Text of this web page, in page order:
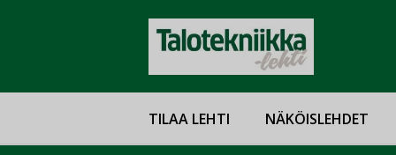
TILAA LEHTI NÄKÖISLEHDET